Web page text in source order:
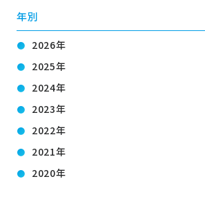
年別
2026年
2025年
2024年
2023年
2022年
2021年
2020年